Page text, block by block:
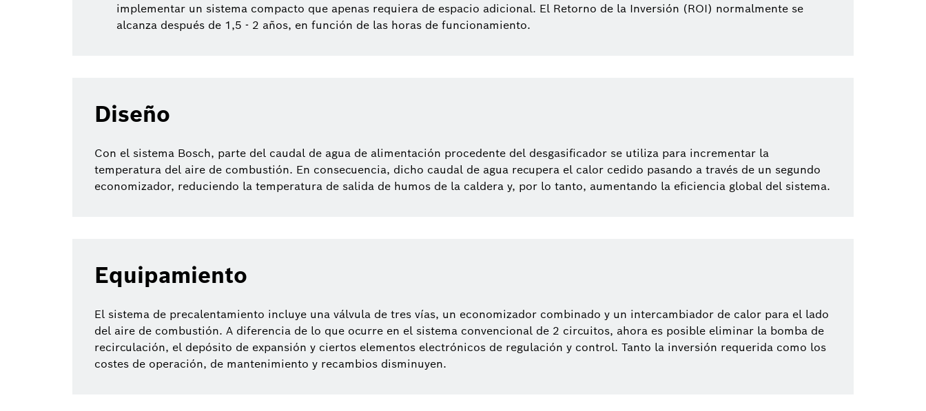
implementar un sistema compacto que apenas requiera de espacio adicional. El Retorno de la Inversión (ROI) normalmente se
alcanza después de 1,5 - 2 años, en función de las horas de funcionamiento.
Diseño
Con el sistema Bosch, parte del caudal de agua de alimentación procedente del desgasificador se utiliza para incrementar la
temperatura del aire de combustión. En consecuencia, dicho caudal de agua recupera el calor cedido pasando a través de un segundo
economizador, reduciendo la temperatura de salida de humos de la caldera y, por lo tanto, aumentando la eficiencia global del sistema.
Equipamiento
El sistema de precalentamiento incluye una válvula de tres vías, un economizador combinado y un intercambiador de calor para el lado
del aire de combustión. A diferencia de lo que ocurre en el sistema convencional de 2 circuitos, ahora es posible eliminar la bomba de
recirculación, el depósito de expansión y ciertos elementos electrónicos de regulación y control. Tanto la inversión requerida como los
costes de operación, de mantenimiento y recambios disminuyen.